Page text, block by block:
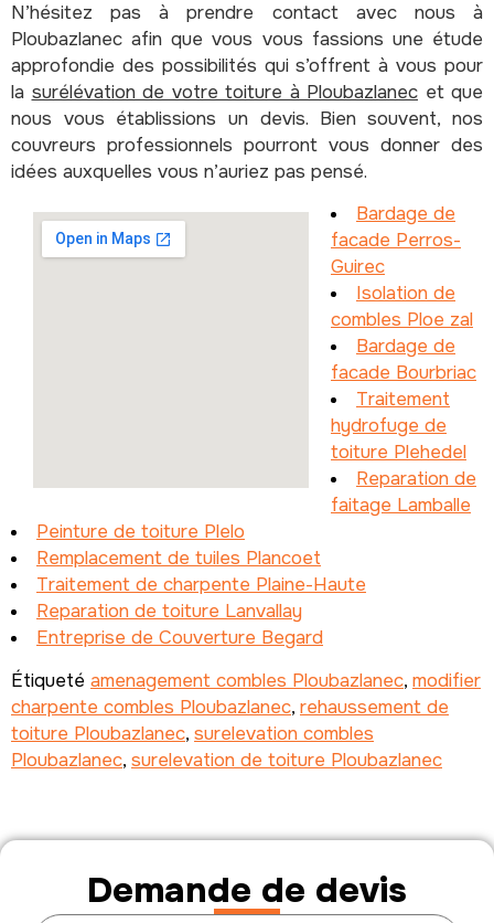
N’hésitez pas à prendre contact avec nous à
Ploubazlanec afin que vous vous fassions une étude
approfondie des possibilités qui s’offrent à vous pour
la surélévation de votre toiture à Ploubazlanec et que
nous vous établissions un devis. Bien souvent, nos
couvreurs professionnels pourront vous donner des
idées auxquelles vous n’auriez pas pensé.
Bardage de
facade Perros-
Guirec
Isolation de
combles Ploe zal
Bardage de
facade Bourbriac
Traitement
hydrofuge de
toiture Plehedel
Reparation de
faitage Lamballe
Peinture de toiture Plelo
Remplacement de tuiles Plancoet
Traitement de charpente Plaine-Haute
Reparation de toiture Lanvallay
Entreprise de Couverture Begard
Étiqueté amenagement combles Ploubazlanec, modifier
charpente combles Ploubazlanec, rehaussement de
toiture Ploubazlanec, surelevation combles
Ploubazlanec, surelevation de toiture Ploubazlanec
Demande de devis